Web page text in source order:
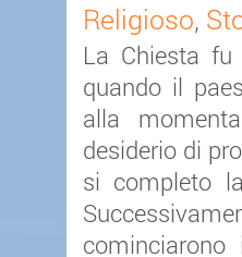
Religioso,
La Chiesta
quando il
alla
desiderio di
si completo